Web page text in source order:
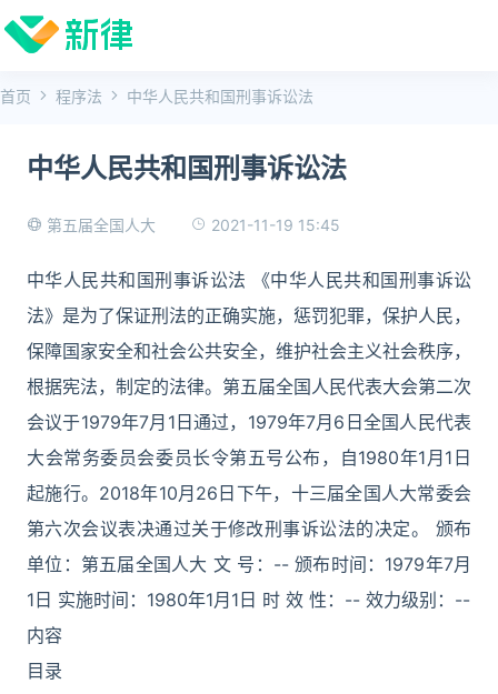
首页 程序法 中华人民共和国刑事诉讼法
中华人民共和国刑事诉讼法
第五届全国人大 2021-11-19 15:45
中华人民共和国刑事诉讼法 《中华人民共和国刑事诉讼
法》是为了保证刑法的正确实施，惩罚犯罪，保护人民，
保障国家安全和社会公共安全，维护社会主义社会秩序，
根据宪法，制定的法律。第五届全国人民代表大会第二次
会议于1979年7月1日通过，1979年7月6日全国人民代表
大会常务委员会委员长令第五号公布，自1980年1月1日
起施行。2018年10月26日下午，十三届全国人大常委会
第六次会议表决通过关于修改刑事诉讼法的决定。 颁布
单位：第五届全国人大 文 号：-- 颁布时间：1979年7月
1日 实施时间：1980年1月1日 时 效 性：-- 效力级别：--
内容
目录